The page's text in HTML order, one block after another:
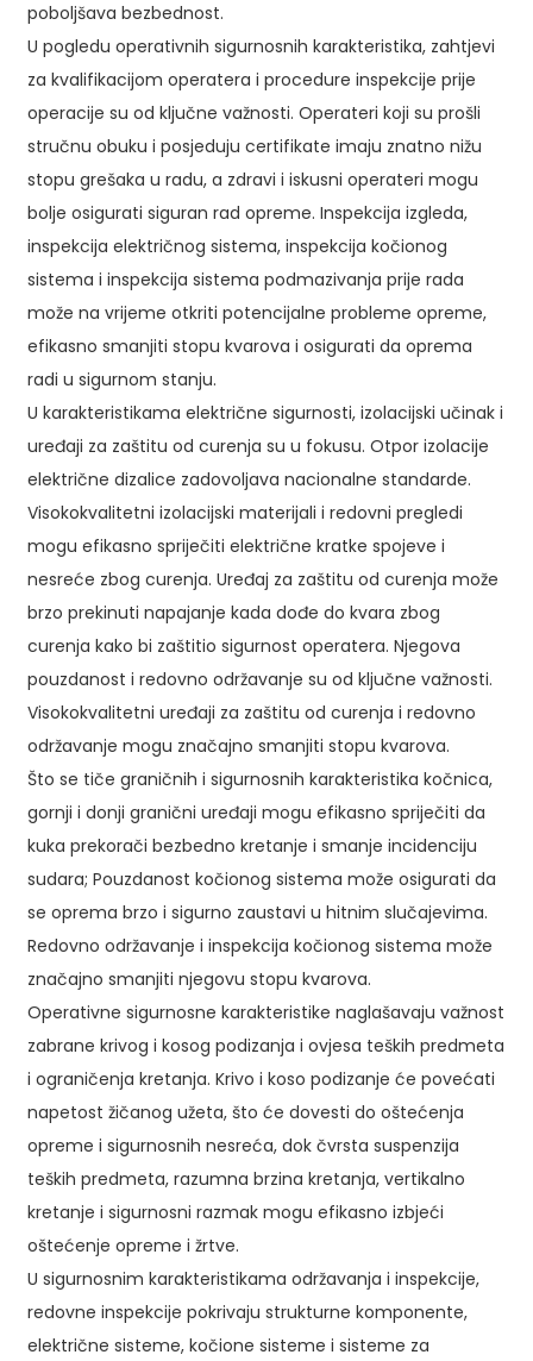
poboljšava bezbednost.
U pogledu operativnih sigurnosnih karakteristika, zahtjevi
za kvalifikacijom operatera i procedure inspekcije prije
operacije su od ključne važnosti. Operateri koji su prošli
stručnu obuku i posjeduju certifikate imaju znatno nižu
stopu grešaka u radu, a zdravi i iskusni operateri mogu
bolje osigurati siguran rad opreme. Inspekcija izgleda,
inspekcija električnog sistema, inspekcija kočionog
sistema i inspekcija sistema podmazivanja prije rada
može na vrijeme otkriti potencijalne probleme opreme,
efikasno smanjiti stopu kvarova i osigurati da oprema
radi u sigurnom stanju.
U karakteristikama električne sigurnosti, izolacijski učinak i
uređaji za zaštitu od curenja su u fokusu. Otpor izolacije
električne dizalice zadovoljava nacionalne standarde.
Visokokvalitetni izolacijski materijali i redovni pregledi
mogu efikasno spriječiti električne kratke spojeve i
nesreće zbog curenja. Uređaj za zaštitu od curenja može
brzo prekinuti napajanje kada dođe do kvara zbog
curenja kako bi zaštitio sigurnost operatera. Njegova
pouzdanost i redovno održavanje su od ključne važnosti.
Visokokvalitetni uređaji za zaštitu od curenja i redovno
održavanje mogu značajno smanjiti stopu kvarova.
Što se tiče graničnih i sigurnosnih karakteristika kočnica,
gornji i donji granični uređaji mogu efikasno spriječiti da
kuka prekorači bezbedno kretanje i smanje incidenciju
sudara; Pouzdanost kočionog sistema može osigurati da
se oprema brzo i sigurno zaustavi u hitnim slučajevima.
Redovno održavanje i inspekcija kočionog sistema može
značajno smanjiti njegovu stopu kvarova.
Operativne sigurnosne karakteristike naglašavaju važnost
zabrane krivog i kosog podizanja i ovjesa teških predmeta
i ograničenja kretanja. Krivo i koso podizanje će povećati
napetost žičanog užeta, što će dovesti do oštećenja
opreme i sigurnosnih nesreća, dok čvrsta suspenzija
teških predmeta, razumna brzina kretanja, vertikalno
kretanje i sigurnosni razmak mogu efikasno izbjeći
oštećenje opreme i žrtve.
U sigurnosnim karakteristikama održavanja i inspekcije,
redovne inspekcije pokrivaju strukturne komponente,
električne sisteme, kočione sisteme i sisteme za